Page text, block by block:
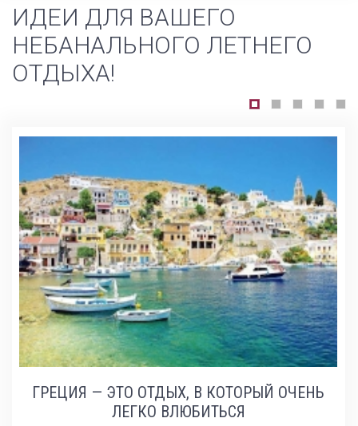
ИДЕИ ДЛЯ ВАШЕГО
НЕБАНАЛЬНОГО ЛЕТНЕГО
ОТДЫХА!
ГРЕЦИЯ — ЭТО ОТДЫХ, В КОТОРЫЙ ОЧЕНЬ
ЛЕГКО ВЛЮБИТЬСЯ